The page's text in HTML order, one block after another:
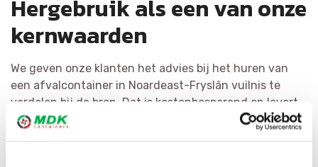
Hergebruik als een van onze
kernwaarden
We geven onze klanten het advies bij het huren van
een afvalcontainer in Noardeast-Fryslân vuilnis te
verdelen bij de bron. Dat is kostenbesparend en levert
de meest kwalitatieve grondstoffen op. Het